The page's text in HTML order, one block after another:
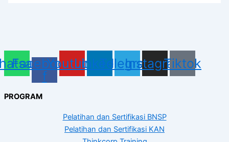
Facebook-
f
YoutubeLinkedinTelegram
Instagram
Tiktok
PROGRAM
Pelatihan dan Sertifikasi BNSP
Pelatihan dan Sertifikasi KAN